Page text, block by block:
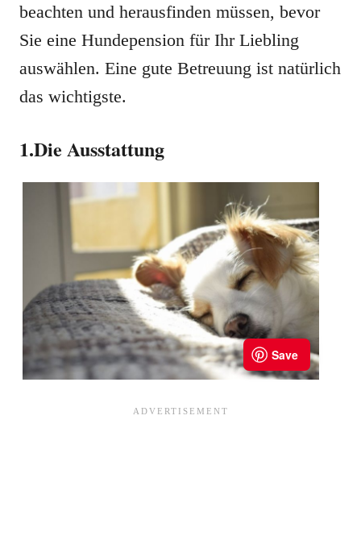
beachten und herausfinden müssen, bevor
Sie eine Hundepension für Ihr Liebling
auswählen. Eine gute Betreuung ist natürlich
das wichtigste.
1.Die Ausstattung